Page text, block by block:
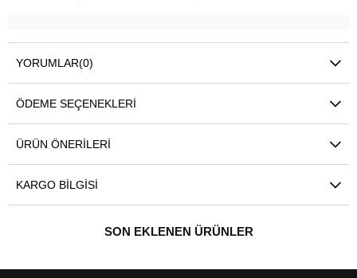
YORUMLAR(0)
ÖDEME SEÇENEKLERI
ÜRÜN ÖNERILERI
KARGO BILGISI
SON EKLENEN ÜRÜNLER